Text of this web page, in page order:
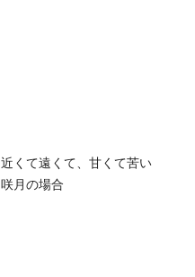
近くて遠くて、甘くて苦い
咲月の場合